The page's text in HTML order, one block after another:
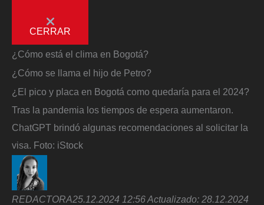
CERRAR
¿Cómo está el clima en Bogotá?
¿Cómo se llama el hijo de Petro?
¿El pico y placa en Bogotá como quedaría para el 2024?
Tras la pandemia los tiempos de espera aumentaron.
ChatGPT brindó algunas recomendaciones al solicitar la
visa. Foto: iStock
REDACTORA25.12.2024 12:56Actualizado: 28.12.2024